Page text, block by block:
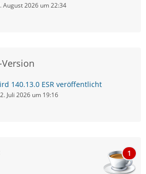
August 2026 um 22:34
Version
140.13.0 ESR veröffentlicht
Juli 2026 um 19:16
1